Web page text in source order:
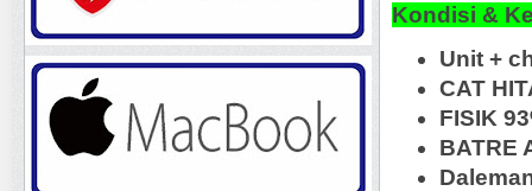
Kondisi &
Unit +
CAT
FISIK
BATRE